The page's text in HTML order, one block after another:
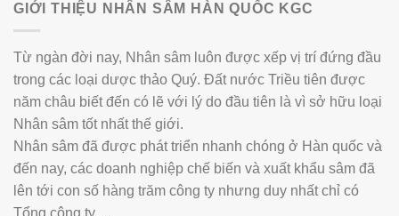
GIỚI THIỆU NHÂN SÂM HÀN QUỐC KGC
Từ ngàn đời nay, Nhân sâm luôn được xếp vị trí đứng đầu
trong các loại dược thảo Quý. Đất nước Triều tiên được
năm châu biết đến có lẽ với lý do đầu tiên là vì sở hữu loại
Nhân sâm tốt nhất thế giới.
Nhân sâm đã được phát triển nhanh chóng ở Hàn quốc và
đến nay, các doanh nghiệp chế biến và xuất khẩu sâm đã
lên tới con số hàng trăm công ty nhưng duy nhất chỉ có
Tổng công ty…